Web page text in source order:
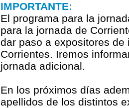
IMPORTANTE:
El programa para la
para la jornada de
dar paso a expositores
Corrientes. Iremos
jornada adicional.
En los próximos días
apellidos de los distintos